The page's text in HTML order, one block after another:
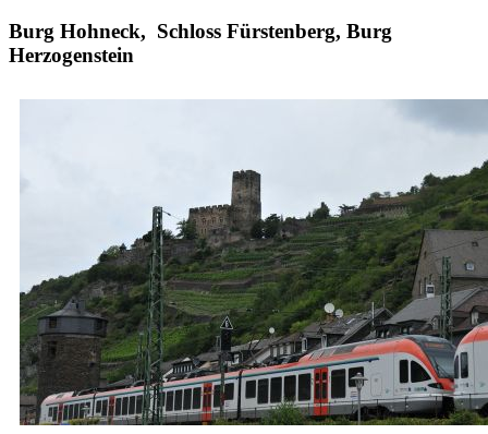
Burg Hohneck, Schloss Fürstenberg, Burg
Herzogenstein